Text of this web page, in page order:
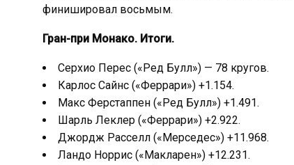
финишировал восьмым.
Гран-при Монако. Итоги.
Серхио Перес («Ред Булл») — 78 кругов.
Карлос Сайнс («Феррари») +1.154.
Макс Ферстаппен («Ред Булл») +1.491.
Шарль Леклер («Феррари») +2.922.
Джордж Расселл («Мерседес») +11.968.
Ландо Норрис («Макларен») +12.231.